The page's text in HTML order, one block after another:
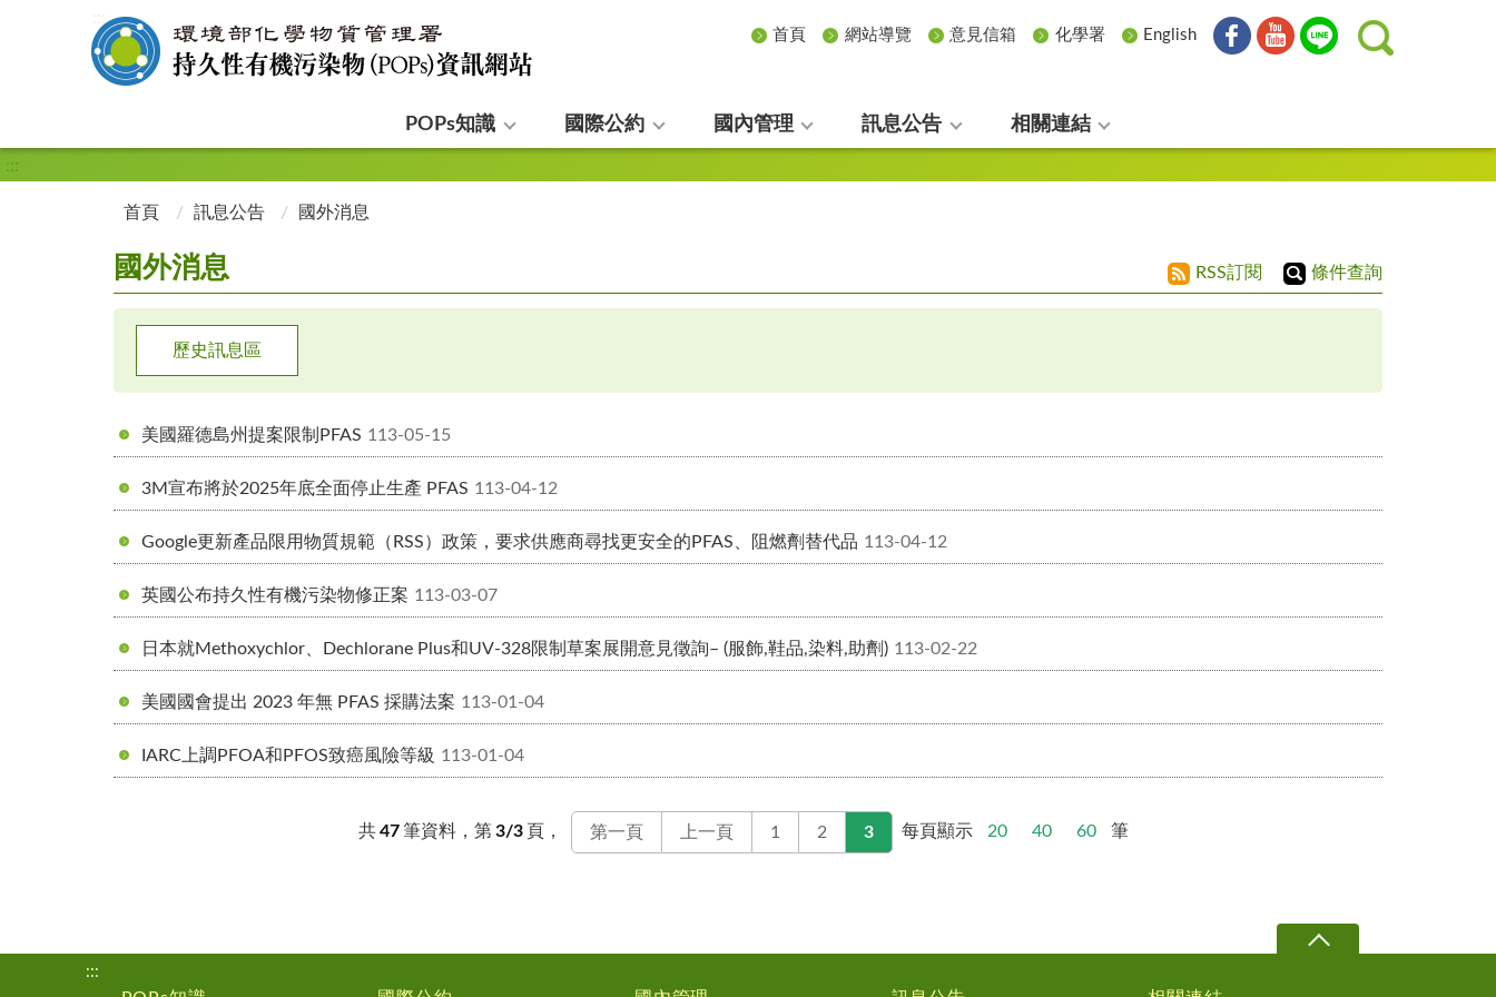
首頁 網站導覽 意見信箱 化學署 English
:::
POPs知識 國際公約 國內管理 訊息公告 相關連結
:::
首頁 訊息公告 國外消息
國外消息 RSS訂閱 條件查詢
歷史訊息區
美國羅德島州提案限制PFAS 113-05-15
3M宣布將於2025年底全面停止生產 PFAS 113-04-12
Google更新產品限用物質規範（RSS）政策，要求供應商尋找更安全的PFAS、阻燃劑替代品 113-04-12
英國公布持久性有機污染物修正案 113-03-07
日本就Methoxychlor、Dechlorane Plus和UV-328限制草案展開意見徵詢– (服飾,鞋品,染料,助劑) 113-02-22
美國國會提出 2023 年無 PFAS 採購法案 113-01-04
IARC上調PFOA和PFOS致癌風險等級 113-01-04
共47筆資料，第 3/3 頁， 第一頁 上一頁 1 2 3 每頁顯示 20 40 60 筆
:::